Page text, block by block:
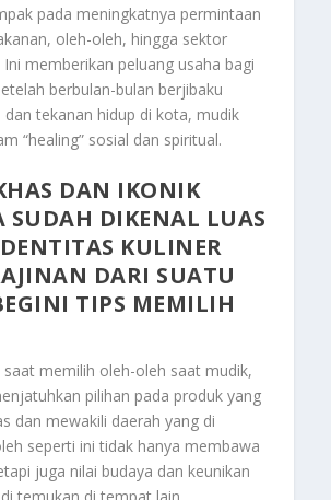
pada meningkatnya permintaan
oleh-oleh, hingga sektor
memberikan peluang usaha bagi
berbulan-bulan berjibaku
dan tekanan hidup di kota, mudik
“healing” sosial dan spiritual.
DAN IKONIK
SUDAH DIKENAL LUAS
KULINER
DARI SUATU
TIPS MEMILIH
saat memilih oleh-oleh saat mudik,
pilihan pada produk yang
dan mewakili daerah yang di
seperti ini tidak hanya membawa
juga nilai budaya dan keunikan